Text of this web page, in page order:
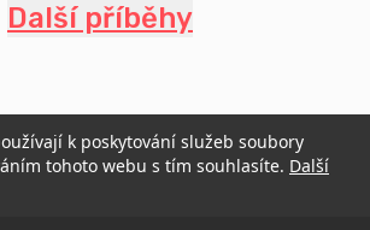
Další příběhy
k poskytování služeb soubory
tohoto webu s tím souhlasíte. Další